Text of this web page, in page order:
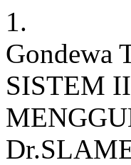
1.
Gondewa
SISTEM